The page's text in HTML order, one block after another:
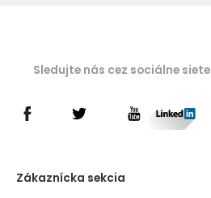
Sledujte nás cez sociálne siete
Zákaznícka sekcia